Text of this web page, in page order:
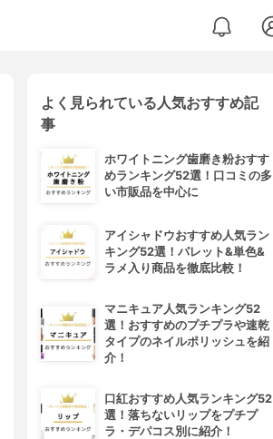
よく見られている人気おすすめ記
事
ホワイトニング歯磨き粉おすす
めランキング52選！口コミの多
い市販品を中心に
アイシャドウおすすめ人気ラン
キング52選！パレット&単色&
ラメ入り商品を徹底比較！
マニキュア人気ランキング52
選！おすすめのプチプラや速乾
タイプのネイルポリッシュを紹
介！
口紅おすすめ人気ランキング52
選！落ちないリップをプチプ
ラ・デパコス別に紹介！